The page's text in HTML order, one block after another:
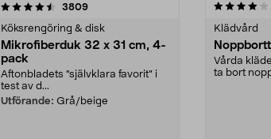
3809recensioner
Köksrengöring & disk
Mikrofiberduk 32 x 31 cm, 4-
pack
Aftonbladets "självklara favorit” i
test av d...
Utförande: Grå/beige
4.0av 5 stjärnor
Klädvård
Vårda
ta bort